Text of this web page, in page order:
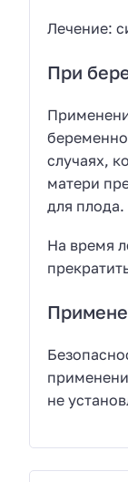
Лечение:
При
случаях,
матери
для плода.
На время
не